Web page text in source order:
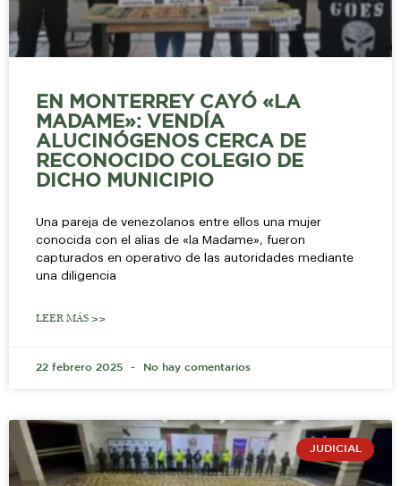
EN MONTERREY CAYÓ «LA
MADAME»: VENDÍA
ALUCINÓGENOS CERCA DE
RECONOCIDO COLEGIO DE
DICHO MUNICIPIO
Una pareja de venezolanos entre ellos una mujer
conocida con el alias de «la Madame», fueron
capturados en operativo de las autoridades mediante
una diligencia
LEER MÁS >>
22 febrero 2025 No hay comentarios
JUDICIAL